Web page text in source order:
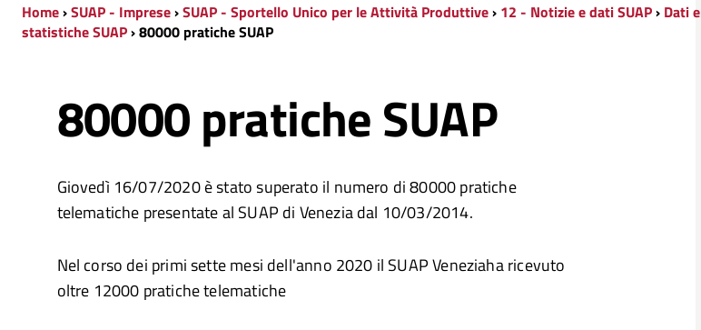
Home›SUAP - Imprese›SUAP - Sportello Unico per le Attività Produttive› 12 - Notizie e dati SUAP› Dati e
statistiche SUAP› 80000 pratiche SUAP
80000 pratiche SUAP
Giovedì 16/07/2020 è stato superato il numero di 80000 pratiche
telematiche presentate al SUAP di Venezia dal 10/03/2014.
Nel corso dei primi sette mesi dell'anno 2020 il SUAP Veneziaha ricevuto
oltre 12000 pratiche telematiche